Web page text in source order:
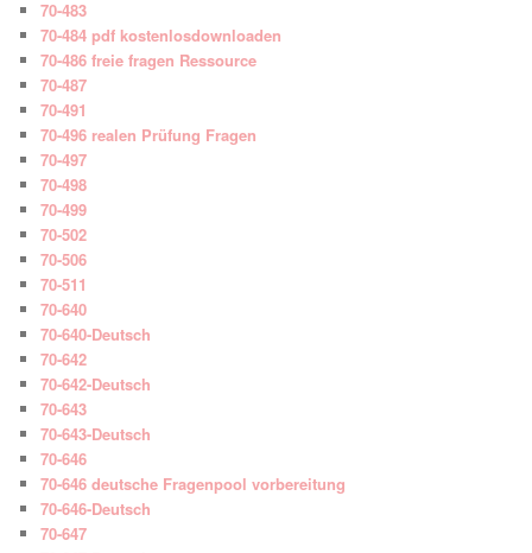
70-483
70-484 pdf kostenlosdownloaden
70-486 freie fragen Ressource
70-487
70-491
70-496 realen Prüfung Fragen
70-497
70-498
70-499
70-502
70-506
70-511
70-640
70-640-Deutsch
70-642
70-642-Deutsch
70-643
70-643-Deutsch
70-646
70-646 deutsche Fragenpool vorbereitung
70-646-Deutsch
70-647